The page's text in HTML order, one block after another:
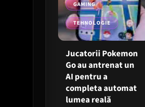
GAMING
TEHNOLOGIE
Jucatorii Pokemon
Go au antrenat un
AI pentru a
completa automat
lumea reală